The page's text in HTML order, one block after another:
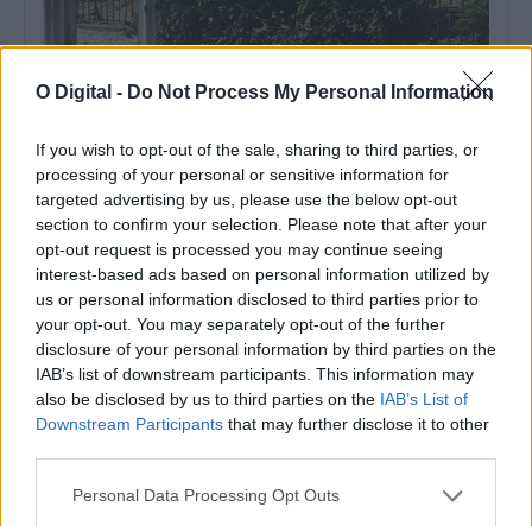
O Digital - Do Not Process My Personal Information
If you wish to opt-out of the sale, sharing to third parties, or
processing of your personal or sensitive information for
targeted advertising by us, please use the below opt-out
section to confirm your selection. Please note that after your
opt-out request is processed you may continue seeing
interest-based ads based on personal information utilized by
us or personal information disclosed to third parties prior to
your opt-out. You may separately opt-out of the further
disclosure of your personal information by third parties on the
IAB’s list of downstream participants. This information may
also be disclosed by us to third parties on the IAB’s List of
Downstream Participants that may further disclose it to other
Personal Data Processing Opt Outs
Deixou resíduos junto aos contentores em Évora e acabou
identificado
A Câmara Municipal de Évora identificou um cidadão que se
encontrava a depositar resíduos...
8 Agosto, 2026 - 09:00